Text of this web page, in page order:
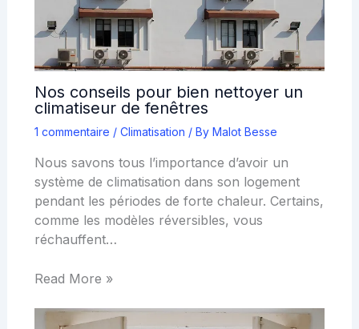
Nos conseils pour bien nettoyer un
climatiseur de fenêtres
1 commentaire / Climatisation / By Malot Besse
Nous savons tous l’importance d’avoir un
système de climatisation dans son logement
pendant les périodes de forte chaleur. Certains,
comme les modèles réversibles, vous
réchauffent…
Read More »